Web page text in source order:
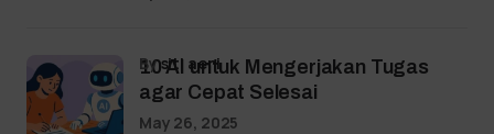
10 AI untuk Mengerjakan Tugas
agar Cepat Selesai
bysiti aeni
May 26, 2025